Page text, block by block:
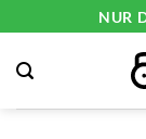
springen
NUR